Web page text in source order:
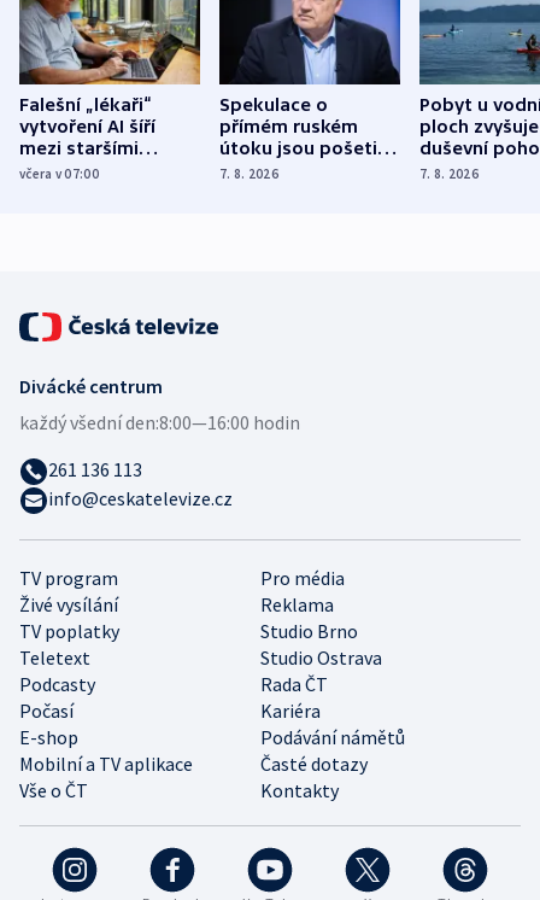
Falešní „lékaři“
vytvoření AI šíří
mezi staršími
Poláky nebezpečné
včera v 07:00
Spekulace o
přímém ruském
útoku jsou pošetilé,
míní estonský
7. 8. 2026
Pobyt u
ploch zvyšuje
duševní
ukázala
7. 8. 2026
TV program
Pro média
Živé vysílání
Reklama
TV poplatky
Studio Brno
Teletext
Studio Ostrava
Podcasty
Rada ČT
Počasí
Kariéra
E-shop
Podávání námětů
Mobilní a TV aplikace
Časté dotazy
Vše o ČT
Kontakty
Divácké centrum
každý všední den:8:00—16:00 hodin
261 136 113
info@ceskatelevize.cz